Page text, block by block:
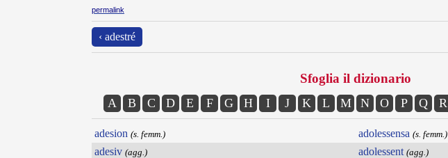
permalink
‹ adestré
Sfoglia il dizionario
A B C D E F G H I J K L M N O P Q R
adesion (s. femm.)
adesiv (agg.)
adolessensa (s. femm.)
adolessent (agg.)